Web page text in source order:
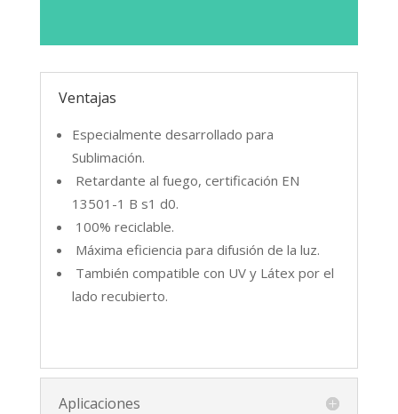
eficiente difusión de la luz, resultando ideal
para aplicaciones retroiluminadas en
marcos de aluminio o en Lightbox Pixlip Go
para textil.
34% resina – 66% poliéster
FICHA TÉCNICA
Ventajas
Especialmente desarrollado para
Sublimación.
Retardante al fuego, certificación EN
13501-1 B s1 d0.
100% reciclable.
Máxima eficiencia para difusión de la luz.
También compatible con UV y Látex por el
lado recubierto.
Aplicaciones